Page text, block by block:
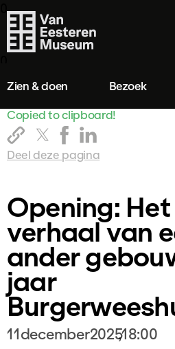
0
Zien & doen Bezoek
Deel deze pagina
Copied to clipboard!
Opening: Het
verhaal van
ander
jaar
11december2025
,18:00